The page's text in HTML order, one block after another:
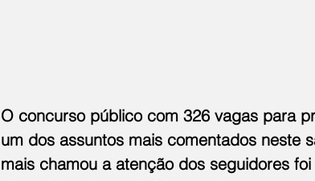
O concurso público com 326 vagas para
um dos assuntos mais comentados neste
mais chamou a atenção dos seguidores